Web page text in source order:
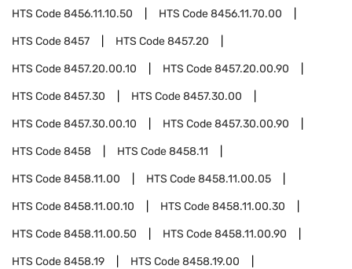
HTS Code8456.11.10.50 HTS Code8456.11.70.00
HTS Code8457 HTS Code8457.20
HTS Code8457.20.00.10 HTS Code8457.20.00.90
HTS Code8457.30 HTS Code8457.30.00
HTS Code8457.30.00.10 HTS Code8457.30.00.90
HTS Code8458 HTS Code8458.11
HTS Code8458.11.00 HTS Code8458.11.00.05
HTS Code8458.11.00.10 HTS Code8458.11.00.30
HTS Code8458.11.00.50 HTS Code8458.11.00.90
HTS Code8458.19 HTS Code8458.19.00